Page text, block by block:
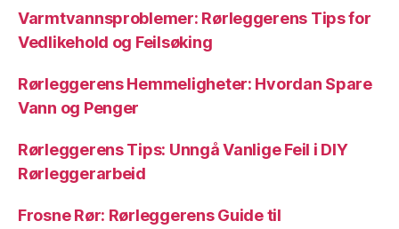
Varmtvannsproblemer: Rørleggerens Tips for
Vedlikehold og Feilsøking
Rørleggerens Hemmeligheter: Hvordan Spare
Vann og Penger
Rørleggerens Tips: Unngå Vanlige Feil i DIY
Rørleggerarbeid
Frosne Rør: Rørleggerens Guide til